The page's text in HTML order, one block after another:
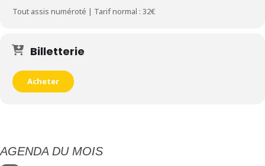
Tout assis numéroté | Tarif normal : 32€
Billetterie
Acheter
AGENDA DU MOIS